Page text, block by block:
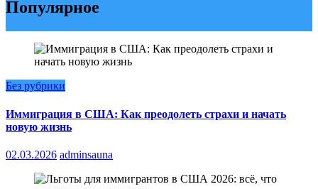
Популярное
Без рубрики
Иммиграция в США: Как преодолеть страхи и начать
новую жизнь
02.03.2026 adminsauna